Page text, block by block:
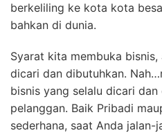
berkeliling ke kota kota
bahkan di dunia.
Syarat kita membuka
dicari dan dibutuhkan.
bisnis yang selalu dicari
pelanggan. Baik Pribadi
sederhana, saat Anda jalan-